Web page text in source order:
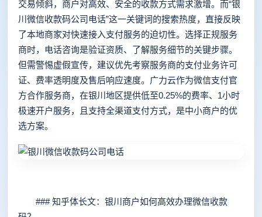
交易倾斜，商户对高效、安全的收款方式需求激增。而“银
川微信收款码公司电话”这一关键词的搜索热度，直接反映
了本地商家对快速接入支付服务的迫切性。选择正规服务
商时，电话咨询是验证资质、了解服务细节的关键步骤。
但需警惕虚假宣传，建议优先考察服务商的支付业务许可
证、费率透明度及售后响应速度。广力云作为微信支付官
方合作服务商，在银川地区提供低至0.25%的费率、1小时
极速开户服务，且支持全渠道支付方式，是中小商户的优
选方案。
### 知乎体长文：银川商户如何高效办理微信收款